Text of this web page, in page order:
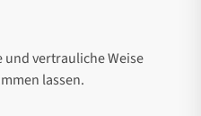
und vertrauliche Weise
lassen.